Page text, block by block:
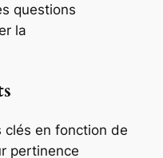
questions
la
clés en fonction de
pertinence